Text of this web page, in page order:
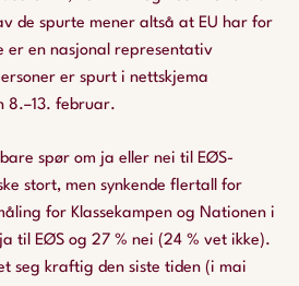
de spurte mener altså at EU har for
er en nasjonal representativ
er spurt i nettskjema
8.–13. februar.
spør om ja eller nei til EØS-
stort, men synkende flertall for
for Klassekampen og Nationen i
til EØS og 27 % nei (24 % vet ikke).
seg kraftig den siste tiden (i mai